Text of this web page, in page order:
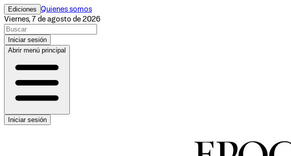
Ediciones Quienes somos
Viernes, 7 de agosto de 2026
Iniciar sesión
Abrir menú principal
Iniciar sesión